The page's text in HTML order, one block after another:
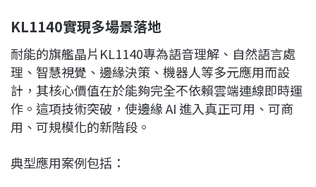
KL1140實現多場景落地
耐能的旗艦晶片KL1140專為語音理解、自然語言處
理、智慧視覺、邊緣決策、機器人等多元應用而設
計，其核心價值在於能夠完全不依賴雲端連線即時運
作。這項技術突破，使邊緣 AI 進入真正可用、可商
用、可規模化的新階段。
典型應用案例包括：